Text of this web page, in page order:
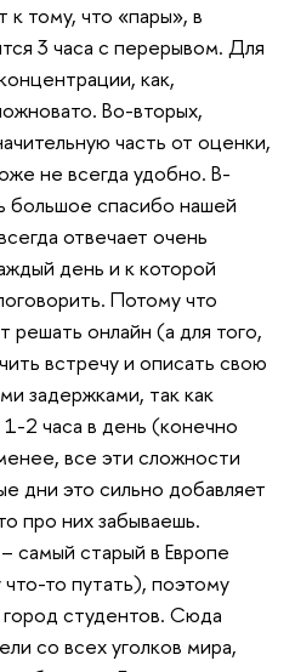
тому, что «пары», в
3 часа с перерывом. Для
как,
Во-вторых,
часть от оценки,
не всегда удобно. В-
большое спасибо нашей
отвечает очень
день и к которой
Потому что
решать онлайн (а для того,
встречу и описать свою
задержками, так как
2 часа в день (конечно
все эти сложности
дни это сильно добавляет
про них забываешь.
самый старый в Европе
то путать), поэтому
студентов. Сюда
со всех уголков мира,